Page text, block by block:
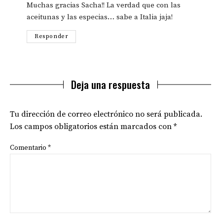
Muchas gracias Sacha!! La verdad que con las
aceitunas y las especias… sabe a Italia jaja!
Responder
Deja una respuesta
Tu dirección de correo electrónico no será publicada.
Los campos obligatorios están marcados con *
Comentario *